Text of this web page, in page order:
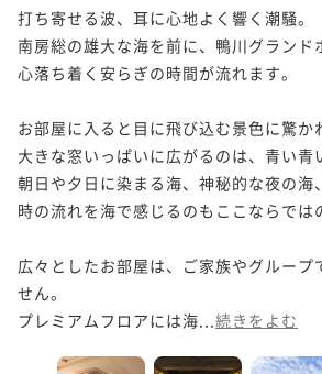
打ち寄せる波、耳に心地よく響く潮騒。
南房総の雄大な海を前に、鴨川グランド
心落ち着く安らぎの時間が流れます。
お部屋に入ると目に飛び込む景色に驚か
大きな窓いっぱいに広がるのは、青い青
朝日や夕日に染まる海、神秘的な夜の海、
時の流れを海で感じるのもここならでは
広々としたお部屋は、ご家族やグループ
せん。
プレミアムフロアには海... 続きをよむ